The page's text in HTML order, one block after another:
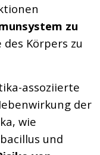
zu
Körpers zu
assoziierte
der
wie
und